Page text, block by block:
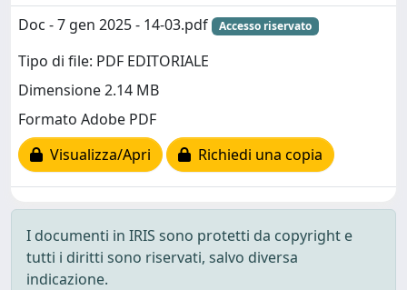
Doc - 7 gen 2025 - 14-03.pdf
Accesso riservato
Tipo di file: PDF EDITORIALE
Dimensione 2.14 MB
Formato Adobe PDF
Visualizza/Apri
Richiedi una copia
I documenti in IRIS sono protetti da copyright e
tutti i diritti sono riservati, salvo diversa
indicazione.